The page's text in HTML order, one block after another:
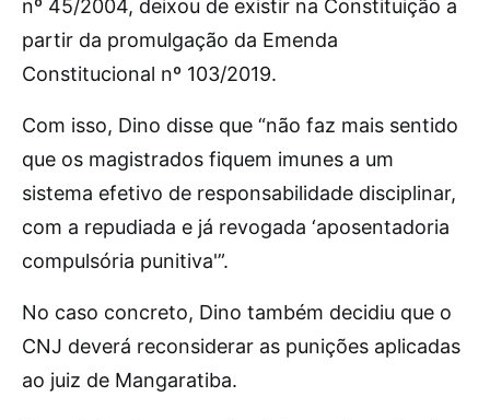
nº 45/2004, deixou de existir na Constituição a
partir da promulgação da Emenda
Constitucional nº 103/2019.
Com isso, Dino disse que “não faz mais sentido
que os magistrados fiquem imunes a um
sistema efetivo de responsabilidade disciplinar,
com a repudiada e já revogada ‘aposentadoria
compulsória punitiva'”.
No caso concreto, Dino também decidiu que o
CNJ deverá reconsiderar as punições aplicadas
ao juiz de Mangaratiba.